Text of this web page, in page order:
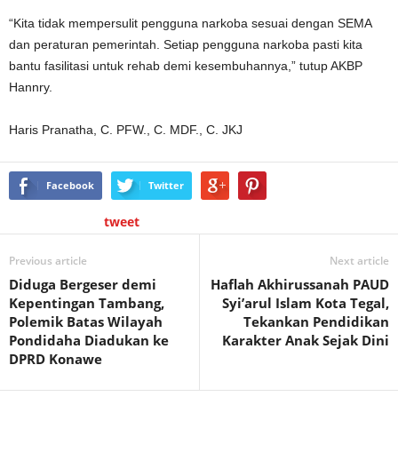
“Kita tidak mempersulit pengguna narkoba sesuai dengan SEMA
dan peraturan pemerintah. Setiap pengguna narkoba pasti kita
bantu fasilitasi untuk rehab demi kesembuhannya,” tutup AKBP
Hannry.
Haris Pranatha, C. PFW., C. MDF., C. JKJ
Facebook Twitter
tweet
Previous article
Diduga Bergeser demi
Kepentingan Tambang,
Polemik Batas Wilayah
Pondidaha Diadukan ke
DPRD Konawe
Next article
Haflah Akhirussanah PAUD
Syi’arul Islam Kota Tegal,
Tekankan Pendidikan
Karakter Anak Sejak Dini